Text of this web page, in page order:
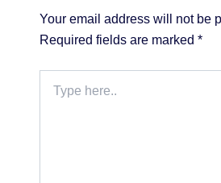
Your email address will not be
Required fields are marked *
here..